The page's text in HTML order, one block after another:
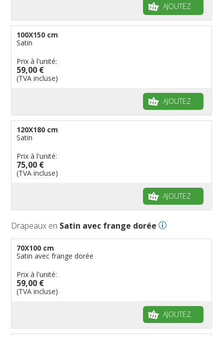
AJOUTEZ
100X150 cm
Satin
Prix à l'unité:
59,00 €
(TVA incluse)
AJOUTEZ
120X180 cm
Satin
Prix à l'unité:
75,00 €
(TVA incluse)
AJOUTEZ
Drapeaux en Satin avec frange dorée
70X100 cm
Satin avec frange dorée
Prix à l'unité:
59,00 €
(TVA incluse)
AJOUTEZ